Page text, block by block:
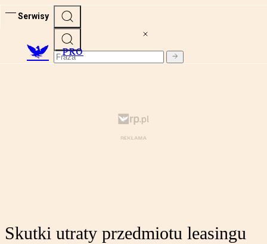
Serwisy
PRO
Skutki utraty przedmiotu leasingu